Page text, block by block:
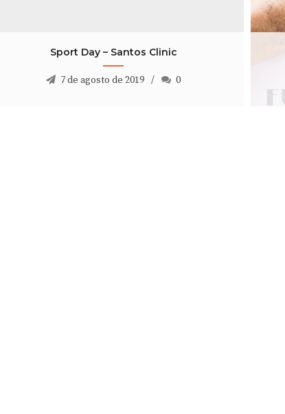
Sport Day – Santos Clinic
7 de agosto de 2019 0